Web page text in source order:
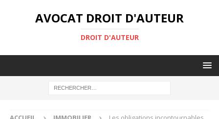
AVOCAT DROIT D'AUTEUR
DROIT D'AUTEUR